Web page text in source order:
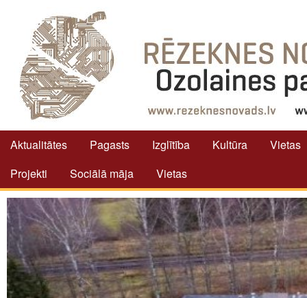
Aktualitātes Pagasts Izglītība Kultūra
Vietas
Projekti
Sociālā māja Vietas